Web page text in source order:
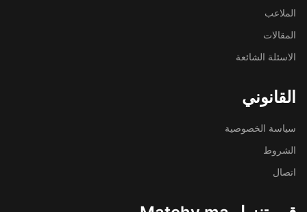
الملاعب
المقالات
الاسئلة الشائعة
القانوني
سياسة الخصوصية
الشروط
اتصال